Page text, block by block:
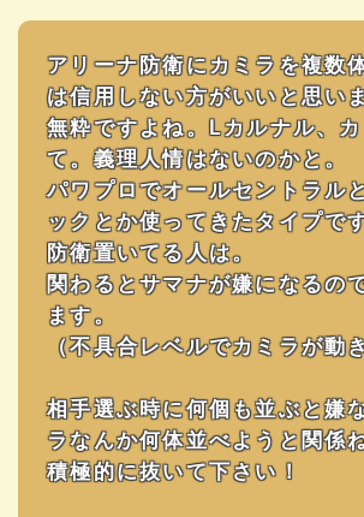
アリーナ防衛にカミラを複数
は信用しない方がいいと思い
無粋ですよね。Lカルナル、
て。義理人情はないのかと。
パワプロでオールセントラル
ックとか使ってきたタイプで
防衛置いてる人は。
関わるとサマナが嫌になるの
ます。
（不具合レベルでカミラが動
相手選ぶ時に何個も並ぶと嫌
ラなんか何体並べようと関係
積極的に抜いて下さい！